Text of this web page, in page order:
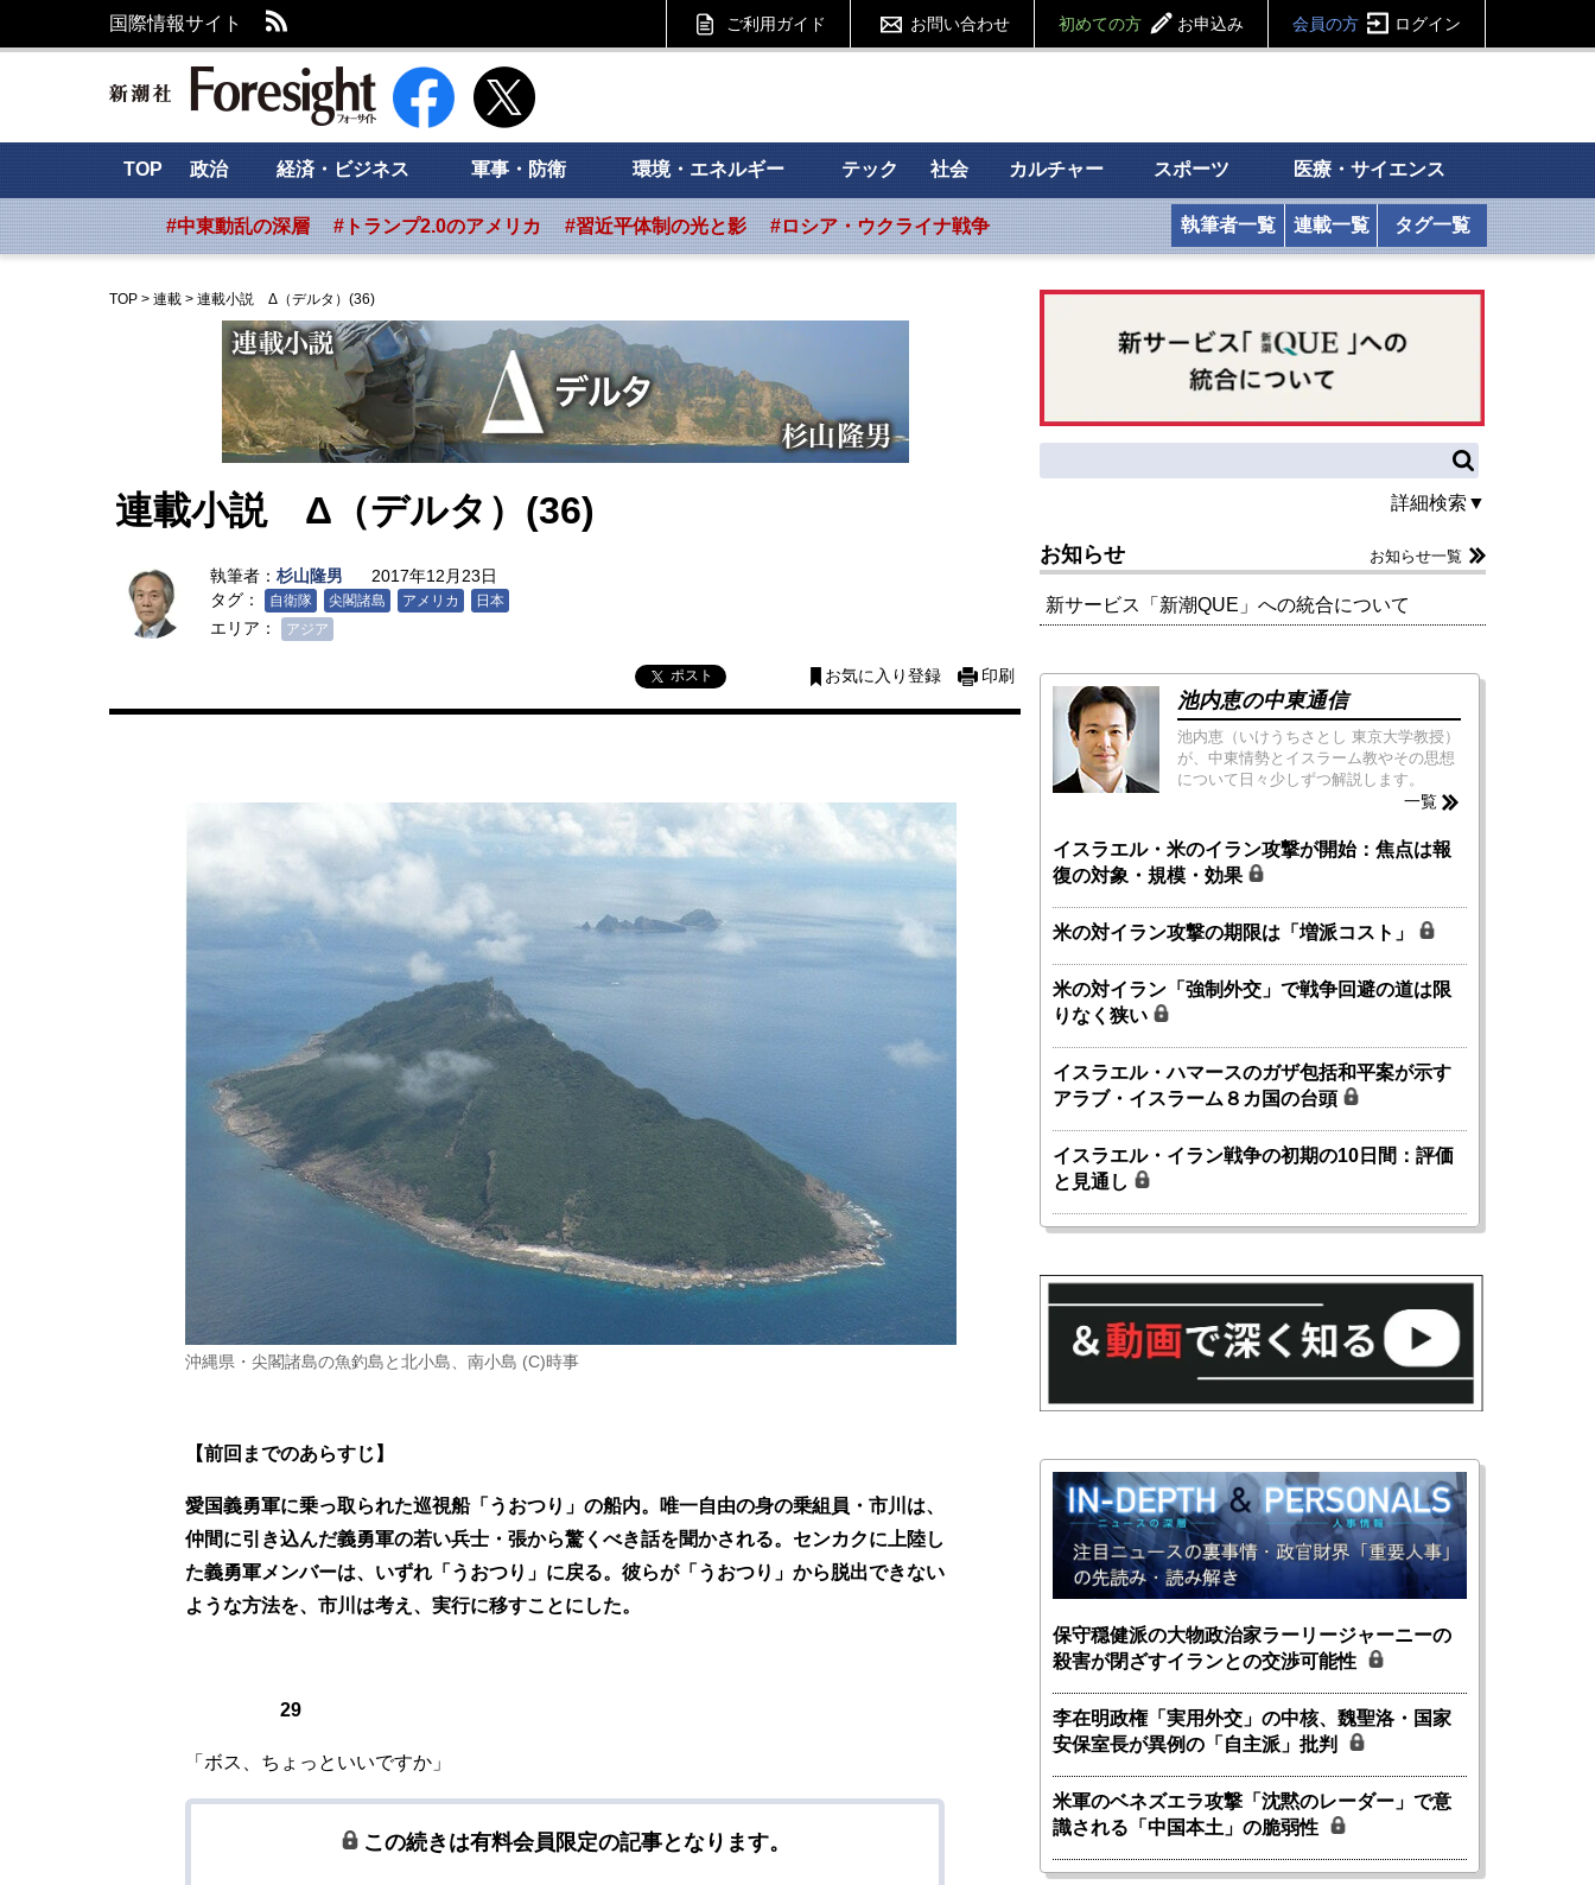
国際情報サイト ご利用ガイド お問い合わせ 初めての方 お申込み 会員の方 ログイン
新潮社 Foresight フォーサイト
TOP 政治 経済・ビジネス 軍事・防衛 環境・エネルギー テック 社会 カルチャー スポーツ 医療・サイエンス
#中東動乱の深層 #トランプ2.0のアメリカ #習近平体制の光と影 #ロシア・ウクライナ戦争 執筆者一覧 連載一覧 タグ一覧
TOP > 連載 > 連載小説 Δ（デルタ）(36)
連載小説 Δ（デルタ）(36)
執筆者： 杉山隆男
2017年12月23日
タグ：
自衛隊 尖閣諸島 アメリカ 日本
エリア： アジア
ポスト お気に入り登録 印刷
沖縄県・尖閣諸島の魚釣島と北小島、南小島 (C)時事
【前回までのあらすじ】
愛国義勇軍に乗っ取られた巡視船「うおつり」の船内。唯一自由の身の乗組員・市川は、
仲間に引き込んだ義勇軍の若い兵士・張から驚くべき話を聞かされる。センカクに上陸し
た義勇軍メンバーは、いずれ「うおつり」に戻る。彼らが「うおつり」から脱出できない
ような方法を、市川は考え、実行に移すことにした。
29
「ボス、ちょっといいですか」
この続きは有料会員限定の記事となります。
詳細検索▼
お知らせ お知らせ一覧
新サービス「新潮QUE」への統合について
池内恵の中東通信
池内恵（いけうちさとし 東京大学教授）
が、中東情勢とイスラーム教やその思想
について日々少しずつ解説します。
一覧
イスラエル・米のイラン攻撃が開始：焦点は報
復の対象・規模・効果
米の対イラン攻撃の期限は「増派コスト」
米の対イラン「強制外交」で戦争回避の道は限
りなく狭い
イスラエル・ハマースのガザ包括和平案が示す
アラブ・イスラーム８カ国の台頭
イスラエル・イラン戦争の初期の10日間：評価
と見通し
保守穏健派の大物政治家ラーリージャーニーの
殺害が閉ざすイランとの交渉可能性
李在明政権「実用外交」の中核、魏聖洛・国家
安保室長が異例の「自主派」批判
米軍のベネズエラ攻撃「沈黙のレーダー」で意
識される「中国本土」の脆弱性